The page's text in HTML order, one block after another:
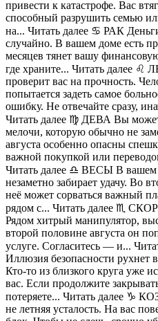
привести к катастрофе. Вас
способный разрушить семью
на... Читать далее ♋️ РАК
случайно. В вашем доме есть
месяцев тянет вашу
где храните... Читать далее ♌️
проверит вас на прочность.
попытается задеть самое
ошибку. Не отвечайте сразу,
Читать далее ♍️ ДЕВА Вы
мелочи, которую обычно не
августа особенно опасны
важной покупкой или
Читать далее ♎️ ВЕСЫ В вашем
незаметно забирает удачу. Во
неё может сорваться важный
рядом с... Читать далее ♏️
Рядом хитрый манипулятор,
второй половине августа он
услуге. Согласитесь — и...
Иллюзия безопасности
Кто-то из близкого круга уже
вас. Если продолжите
потеряете... Читать далее ♑️
не летняя усталость. На вас